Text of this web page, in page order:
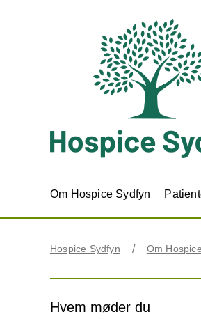
Om Hospice Sydfyn
Hospice Sydfyn Om
Hvem møder du